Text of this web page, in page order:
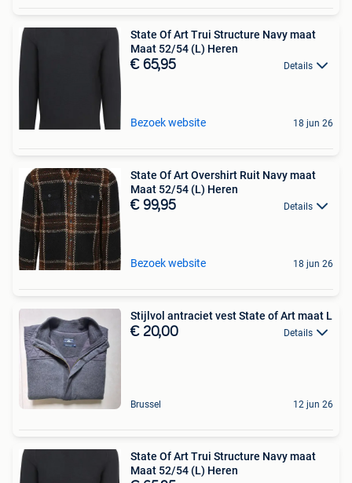
State Of Art Trui Structure Navy maat
Maat 52/54 (L) Heren
€ 65,95 Details
Bezoek website 18 jun 26
State Of Art Overshirt Ruit Navy maat
Maat 52/54 (L) Heren
€ 99,95 Details
Bezoek website 18 jun 26
Stijlvol antraciet vest State of Art maat L
€ 20,00 Details
Brussel 12 jun 26
State Of Art Trui Structure Navy maat
Maat 52/54 (L) Heren